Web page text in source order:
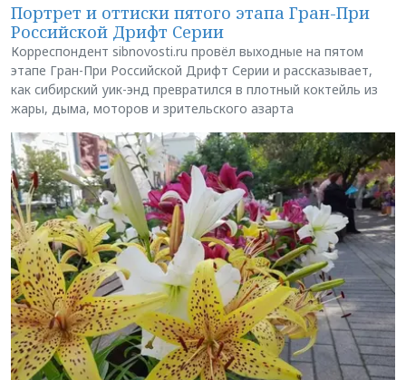
Портрет и оттиски пятого этапа Гран-При
Российской Дрифт Серии
Корреспондент sibnovosti.ru провёл выходные на пятом
этапе Гран-При Российской Дрифт Серии и рассказывает,
как сибирский уик-энд превратился в плотный коктейль из
жары, дыма, моторов и зрительского азарта